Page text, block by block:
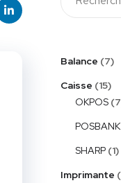
Balance
7
Caisse
15
OKPOS 7
POSBANK
SHARP 1
Imprimante